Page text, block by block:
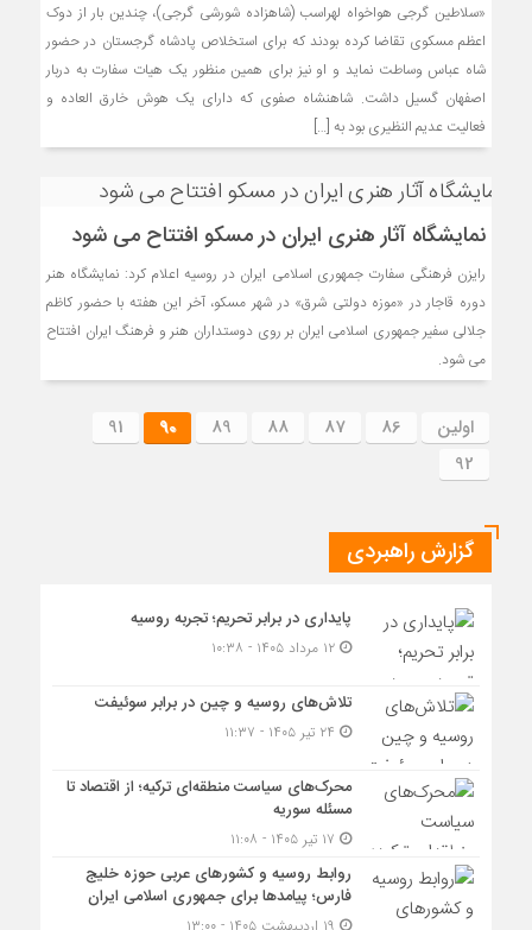
«سلاطین گرجی هواخواه لهراسب (شاهزاده شورشی گرجی)، چندین بار از دوک
اعظم مسکوی تقاضا کرده بودند که برای استخلاص پادشاه گرجستان در حضور
شاه عباس وساطت نماید و او نیز برای همین منظور یک هیات سفارت به دربار
اصفهان گسیل داشت. شاهنشاه صفوی که دارای یک هوش خارق العاده و
فعالیت عدیم النظیری بود به […]
نمایشگاه آثار هنری ایران در مسکو افتتاح می شود
رایزن فرهنگی سفارت جمهوری اسلامی ایران در روسیه اعلام کرد: نمایشگاه هنر
دوره قاجار در «موزه دولتی شرق» در شهر مسکو، آخر این هفته با حضور کاظم
جلالی سفیر جمهوری اسلامی ایران بر روی دوستداران هنر و فرهنگ ایران افتتاح
می ­شود.
اولین 86
87
88
89
90
91
92
گزارش راهبردی
پایداری در برابر تحریم؛ تجربه روسیه
۱۲ مرداد ۱۴۰۵ - ۱۰:۳۸
تلاش‌های روسیه و چین در برابر سوئیفت
محرک‌های سیاست منطقه‌‎ای ترکیه؛ از اقتصاد تا
مسئله سوریه
روابط روسیه و کشورهای عربی حوزه خلیج
فارس؛ پیامدها برای جمهوری اسلامی ایران